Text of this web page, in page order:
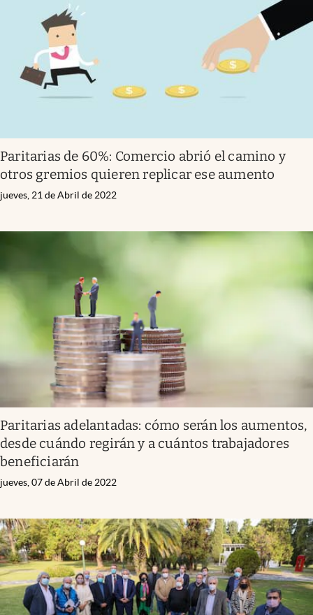
Paritarias de 60%: Comercio abrió el camino y
otros gremios quieren replicar ese aumento
jueves, 21 de Abril de 2022
Paritarias adelantadas: cómo serán los aumentos,
desde cuándo regirán y a cuántos trabajadores
beneficiarán
jueves, 07 de Abril de 2022